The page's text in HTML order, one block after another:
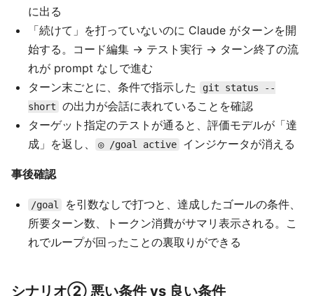
に出る
「続けて」を打っていないのに Claude がターンを開
始する。コード編集 → テスト実行 → ターン終了の流
れが prompt なしで進む
ターン末ごとに、条件で指示した
git status --
short
の出力が会話に表れていることを確認
ターゲット指定のテストが通ると、評価モデルが「達
成」を返し、
◎ /goal active インジケータが消える
事後確認
/goal
を引数なしで打つと、達成したゴールの条件、
所要ターン数、トークン消費がサマリ表示される。こ
れでループが回ったことの裏取りができる
シナリオ② 悪い条件 vs 良い条件